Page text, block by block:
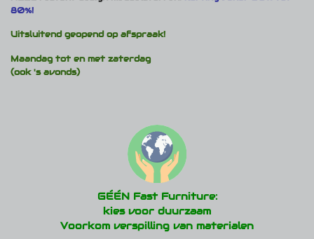
80%!
Uitsluitend geopend op afspraak!
Maandag tot en met zaterdag
(ook 's avonds)
GÉÉN Fast Furniture:
kies voor duurzaam
Voorkom verspilling van materialen